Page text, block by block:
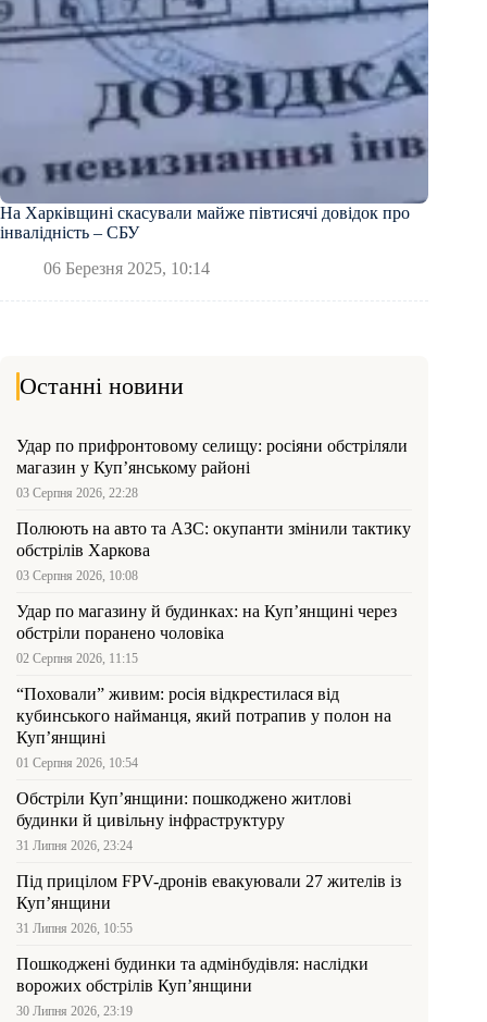
На Харківщині скасували майже півтисячі довідок про
інвалідність – СБУ
06 Березня 2025, 10:14
Останні новини
Удар по прифронтовому селищу: росіяни обстріляли
магазин у Куп’янському районі
03 Серпня 2026, 22:28
Полюють на авто та АЗС: окупанти змінили тактику
обстрілів Харкова
03 Серпня 2026, 10:08
Удар по магазину й будинках: на Куп’янщині через
обстріли поранено чоловіка
02 Серпня 2026, 11:15
“Поховали” живим: росія відкрестилася від
кубинського найманця, який потрапив у полон на
Куп’янщині
01 Серпня 2026, 10:54
Обстріли Куп’янщини: пошкоджено житлові
будинки й цивільну інфраструктуру
31 Липня 2026, 23:24
Під прицілом FPV-дронів евакуювали 27 жителів із
Куп’янщини
31 Липня 2026, 10:55
Пошкоджені будинки та адмінбудівля: наслідки
ворожих обстрілів Куп’янщини
30 Липня 2026, 23:19